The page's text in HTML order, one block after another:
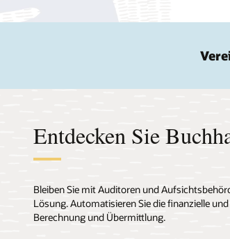
Entdecken Sie
Bleiben Sie mit Auditoren und
Lösung. Automatisieren Sie die finanzielle
Berechnung und Übermittlung.